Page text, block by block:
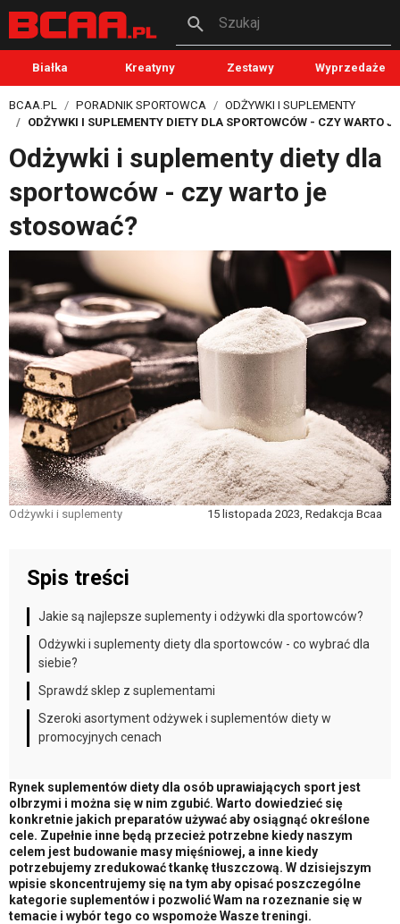
Szukaj
Białka Kreatyny Zestawy Wyprzedaże
BCAA.PL PORADNIK SPORTOWCA
ODŻYWKI I SUPLEMENTY
ODŻYWKI I SUPLEMENTY DIETY DLA SPORTOWCÓW - CZY WARTO
Odżywki i suplementy diety dla
sportowców - czy warto je
stosować?
Odżywki i suplementy 15 listopada 2023, Redakcja Bcaa
Spis treści
Jakie są najlepsze suplementy i odżywki dla sportowców?
Odżywki i suplementy diety dla sportowców - co wybrać dla
siebie?
Sprawdź sklep z suplementami
Szeroki asortyment odżywek i suplementów diety w
promocyjnych cenach
Rynek suplementów diety dla osób uprawiających sport jest
olbrzymi i można się w nim zgubić. Warto dowiedzieć się
konkretnie jakich preparatów używać aby osiągnąć określone
cele. Zupełnie inne będą przecież potrzebne kiedy naszym
celem jest budowanie masy mięśniowej, a inne kiedy
potrzebujemy zredukować tkankę tłuszczową. W dzisiejszym
wpisie skoncentrujemy się na tym aby opisać poszczególne
kategorie suplementów i pozwolić Wam na rozeznanie się w
temacie i wybór tego co wspomoże Wasze treningi.